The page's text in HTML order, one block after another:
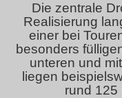
Die zentrale
Realisierung
einer bei
besonders
unteren und
liegen
rund 125